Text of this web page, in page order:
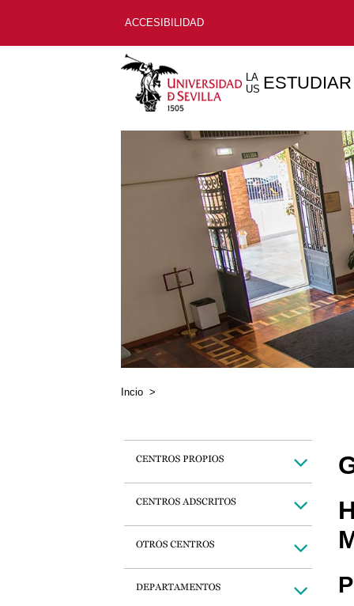
ACCESIBILIDAD
LA
US ESTUDIAR
Incio >